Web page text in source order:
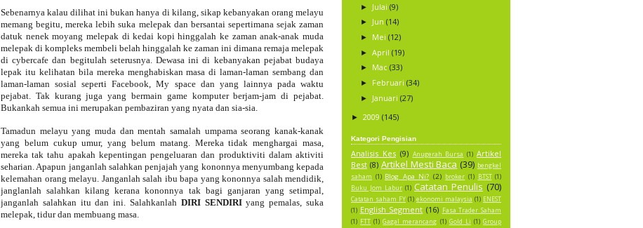
Sebenarnya kalau dilihat ini bukan hanya di kilang, sikap kebanyakan orang melayu
memang begitu, mereka lebih suka melepak dan bersantai sepertimana sejak zaman
datuk nenek moyang melepak di kedai kopi hinggalah ke zaman anak-anak muda
melepak di kompleks membeli belah hinggalah ke zaman ini dimana remaja melepak
di cybercafe dan begitulah seterusnya. Dewasa ini di kebanyakan pejabat budaya
lepak itu kelihatan bila mereka menghabiskan masa di laman-laman sembang dan
laman-laman sosial seperti Facebook, My space dan yang lainnya pada waktu
pejabat. Tak kurang juga yang bermain game komputer berjam-jam di pejabat.
Bukankah semua ini merupakan pembaziran yang nyata dan sia-sia.
Tamadun melayu yang muda dan mentah samalah umpama seorang kanak-kanak
yang belum cukup umur, yang belum matang. Mereka tidak menghargai masa,
mereka tak tahu apakah kepentingan pengeluaran dan produktiviti dalam aktiviti
seharian. Apapun janganlah salahkan penjajah yang kononnya menyumbang kepada
kelemahan orang melayu. Janganlah salah ibu bapa yang kononnya salah mendidik,
janglanlah salahkan kilang kerana kononnya tak bagi ganjaran yang setimpal,
janganlah salahkan itu dan ini. Salahkanlah DIRI SENDIRIyang pemalas, suka
melepak, tidur dan membuang masa.
► Julai (9)
► Jun (14)
► Mei (12)
► April (19)
► Mac (33)
► Februari (34)
► Januari (27)
► 2009 (145)
Kategori Pengisian
Analisis Kes (9) Anugerah Bursa (1) Artikel
Best (8) Artikel Mesti Baca (39) bengkel
saham (1) Blog Apa Ni? (2) broker (1) BTST (1)
Buku Jom Labur (1) Catatan Penulis (70)
Catatan saham FY (1) ekonomi malaysia (1) ENEST
(1) English Segment (16) Fasa Trader Saham
(1) FTT (1) Gagal merancang (1) Gold Li (1) Group